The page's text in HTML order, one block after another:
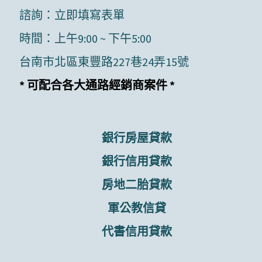
諮詢： 立即填寫表單
時間：上午9:00 ~ 下午5:00
台南市北區東豐路227巷24弄15號
* 可配合各大通路經銷商案件 *
銀行房屋貸款
銀行信用貸款
房地二胎貸款
軍公教信貸
代書信用貸款